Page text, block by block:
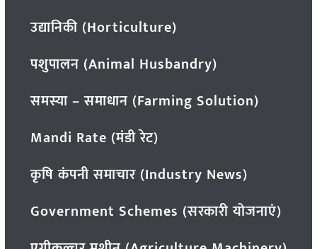
उद्यानिकी (Horticulture)
पशुपालन (Animal Husbandry)
समस्या – समाधान (Farming Solution)
Mandi Rate (मंडी रेट)
कृषि कंपनी समाचार (Industry News)
Government Schemes (सरकारी योजनाएं)